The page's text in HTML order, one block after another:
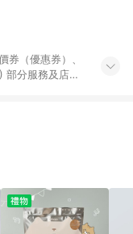
子書，請詳閱
才享有 LINE
。 (4) 如
等其他網頁、或
造成追蹤中斷而